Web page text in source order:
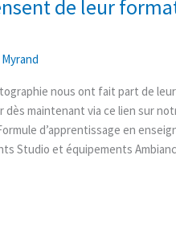
de leur
nous ont fait part de
maintenant via ce lien sur
d’apprentissage en
Studio et équipements